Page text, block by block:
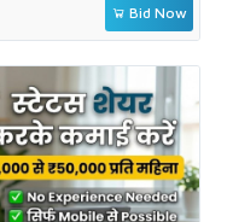
Bid Now